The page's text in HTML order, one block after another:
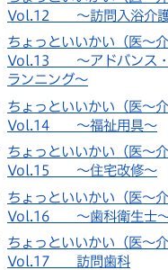
Vol.12 ～訪問入浴介
ちょっといいかい（医～介
Vol.13 ～アドバンス・
ランニング～
ちょっといいかい（医～介
Vol.14 ～福祉用具～
ちょっといいかい（医～介
Vol.15 ～住宅改修～
ちょっといいかい（医～介
Vol.16 ～歯科衛生士
ちょっといいかい（医～介
Vol.17 訪問歯科